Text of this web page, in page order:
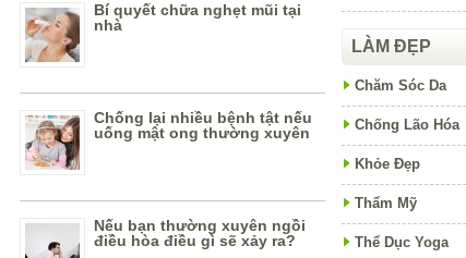
Bí quyết chữa nghẹt mũi tại
nhà
Chống lại nhiều bệnh tật nếu
uống mật ong thường xuyên
Nếu bạn thường xuyên ngồi
điều hòa điều gì sẽ xảy ra?
LÀM ĐẸP
Chăm Sóc Da
Chống Lão Hóa
Khỏe Đẹp
Thẩm Mỹ
Thể Dục Yoga